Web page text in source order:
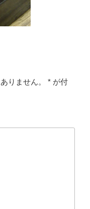
りません。 * が付